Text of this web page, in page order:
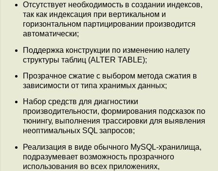
Отсутствует необходимость в создании индексов,
так как индексация при вертикальном и
горизонтальном партицировании производится
автоматически;
Поддержка конструкции по изменению налету
структуры таблиц (ALTER TABLE);
Прозрачное сжатие с выбором метода сжатия в
зависимости от типа хранимых данных;
Набор средств для диагностики
производительности, формирования подсказок по
тюнингу, выполнения трассировки для выявления
неоптимальных SQL запросов;
Реализация в виде обычного MySQL-хранилища,
подразумевает возможность прозрачного
использования во всех приложениях,